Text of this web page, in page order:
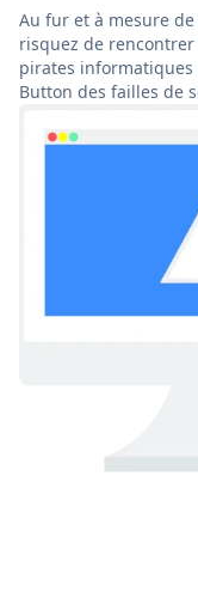
Au fur et à mesure
risquez de
pirates informatiques
Button des failles de